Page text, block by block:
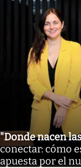
"Donde nacen
conectar: cómo
apuesta por el